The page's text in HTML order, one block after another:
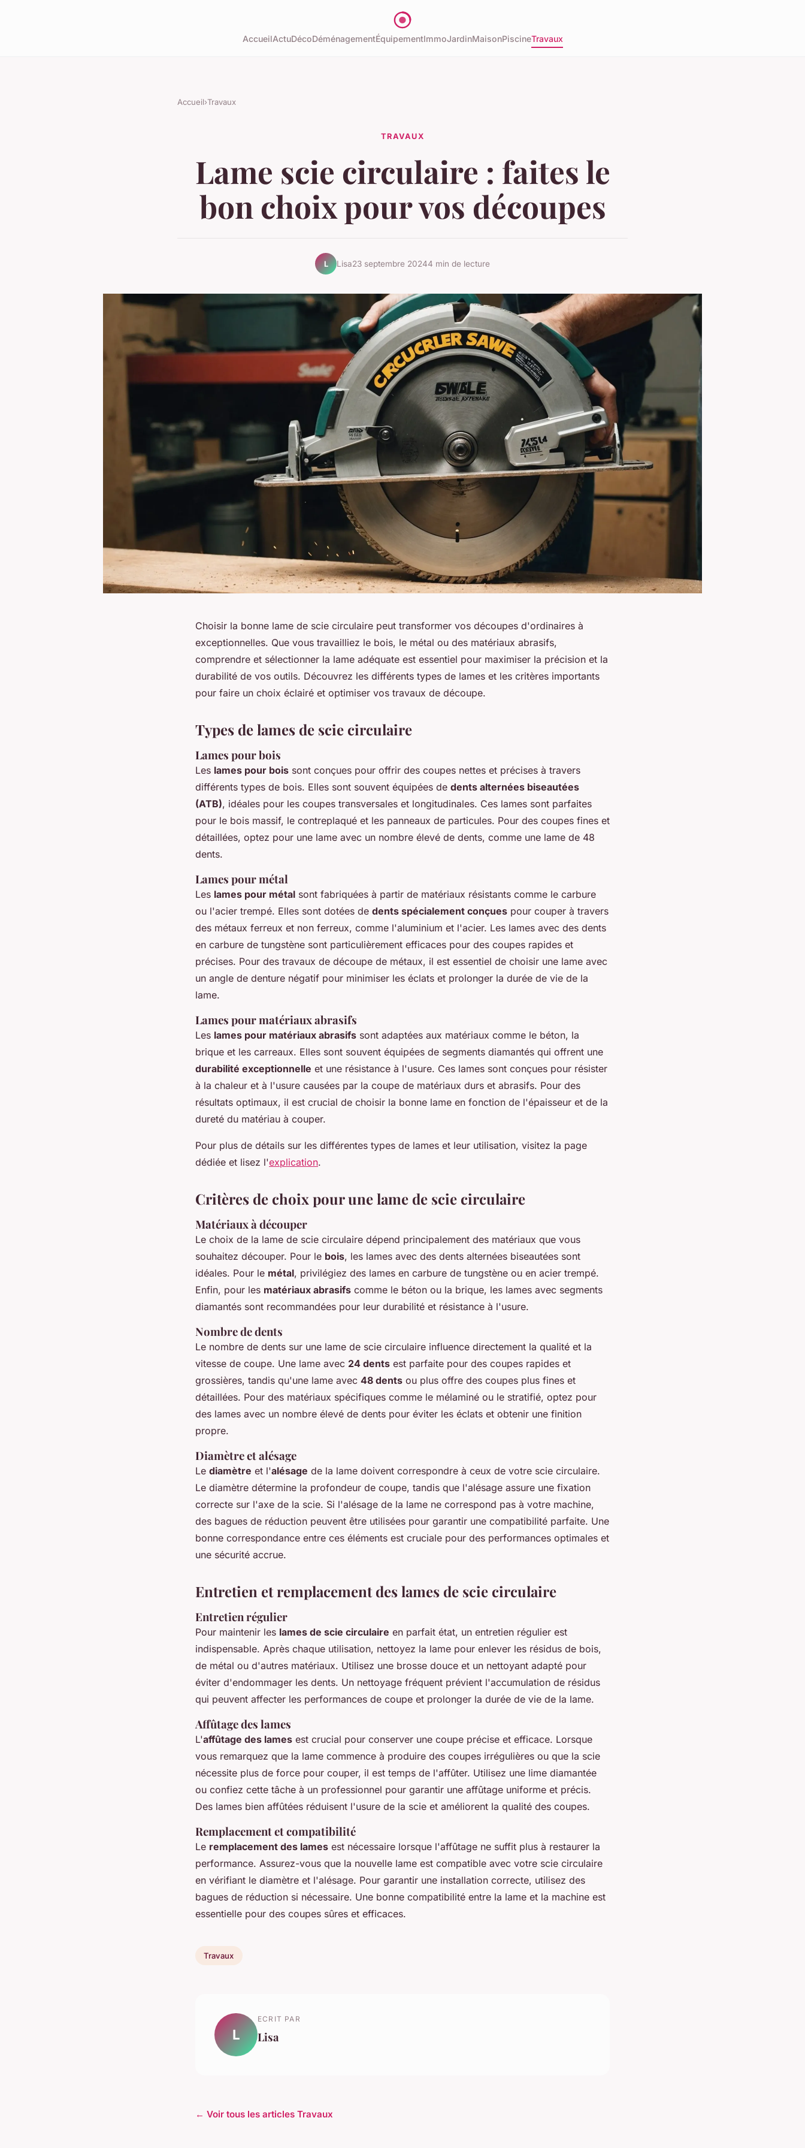
AccueilActuDécoDéménagementÉquipementImmoJardinMaisonPiscineTravaux
Accueil›Travaux
TRAVAUX
Lame scie circulaire : faites le
bon choix pour vos découpes
L Lisa23 septembre 20244 min de lecture
Choisir la bonne lame de scie circulaire peut transformer vos découpes d'ordinaires à
exceptionnelles. Que vous travailliez le bois, le métal ou des matériaux abrasifs,
comprendre et sélectionner la lame adéquate est essentiel pour maximiser la précision et la
durabilité de vos outils. Découvrez les différents types de lames et les critères importants
pour faire un choix éclairé et optimiser vos travaux de découpe.
Types de lames de scie circulaire
Lames pour bois
Les lames pour bois sont conçues pour offrir des coupes nettes et précises à travers
différents types de bois. Elles sont souvent équipées de dents alternées biseautées
(ATB), idéales pour les coupes transversales et longitudinales. Ces lames sont parfaites
pour le bois massif, le contreplaqué et les panneaux de particules. Pour des coupes fines et
détaillées, optez pour une lame avec un nombre élevé de dents, comme une lame de 48
dents.
Lames pour métal
Les lames pour métal sont fabriquées à partir de matériaux résistants comme le carbure
ou l'acier trempé. Elles sont dotées de dents spécialement conçues pour couper à travers
des métaux ferreux et non ferreux, comme l'aluminium et l'acier. Les lames avec des dents
en carbure de tungstène sont particulièrement efficaces pour des coupes rapides et
précises. Pour des travaux de découpe de métaux, il est essentiel de choisir une lame avec
un angle de denture négatif pour minimiser les éclats et prolonger la durée de vie de la
lame.
Lames pour matériaux abrasifs
Les lames pour matériaux abrasifs sont adaptées aux matériaux comme le béton, la
brique et les carreaux. Elles sont souvent équipées de segments diamantés qui offrent une
durabilité exceptionnelle et une résistance à l'usure. Ces lames sont conçues pour résister
à la chaleur et à l'usure causées par la coupe de matériaux durs et abrasifs. Pour des
résultats optimaux, il est crucial de choisir la bonne lame en fonction de l'épaisseur et de la
dureté du matériau à couper.
Pour plus de détails sur les différentes types de lames et leur utilisation, visitez la page
dédiée et lisez l'explication.
Critères de choix pour une lame de scie circulaire
Matériaux à découper
Le choix de la lame de scie circulaire dépend principalement des matériaux que vous
souhaitez découper. Pour le bois, les lames avec des dents alternées biseautées sont
idéales. Pour le métal, privilégiez des lames en carbure de tungstène ou en acier trempé.
Enfin, pour les matériaux abrasifs comme le béton ou la brique, les lames avec segments
diamantés sont recommandées pour leur durabilité et résistance à l'usure.
Nombre de dents
Le nombre de dents sur une lame de scie circulaire influence directement la qualité et la
vitesse de coupe. Une lame avec 24 dents est parfaite pour des coupes rapides et
grossières, tandis qu'une lame avec 48 dents ou plus offre des coupes plus fines et
détaillées. Pour des matériaux spécifiques comme le mélaminé ou le stratifié, optez pour
des lames avec un nombre élevé de dents pour éviter les éclats et obtenir une finition
propre.
Diamètre et alésage
Le diamètre et l'alésage de la lame doivent correspondre à ceux de votre scie circulaire.
Le diamètre détermine la profondeur de coupe, tandis que l'alésage assure une fixation
correcte sur l'axe de la scie. Si l'alésage de la lame ne correspond pas à votre machine,
des bagues de réduction peuvent être utilisées pour garantir une compatibilité parfaite. Une
bonne correspondance entre ces éléments est cruciale pour des performances optimales et
une sécurité accrue.
Entretien et remplacement des lames de scie circulaire
Entretien régulier
Pour maintenir les lames de scie circulaire en parfait état, un entretien régulier est
indispensable. Après chaque utilisation, nettoyez la lame pour enlever les résidus de bois,
de métal ou d'autres matériaux. Utilisez une brosse douce et un nettoyant adapté pour
éviter d'endommager les dents. Un nettoyage fréquent prévient l'accumulation de résidus
qui peuvent affecter les performances de coupe et prolonger la durée de vie de la lame.
Affûtage des lames
L'affûtage des lames est crucial pour conserver une coupe précise et efficace. Lorsque
vous remarquez que la lame commence à produire des coupes irrégulières ou que la scie
nécessite plus de force pour couper, il est temps de l'affûter. Utilisez une lime diamantée
ou confiez cette tâche à un professionnel pour garantir une affûtage uniforme et précis.
Des lames bien affûtées réduisent l'usure de la scie et améliorent la qualité des coupes.
Remplacement et compatibilité
Le remplacement des lames est nécessaire lorsque l'affûtage ne suffit plus à restaurer la
performance. Assurez-vous que la nouvelle lame est compatible avec votre scie circulaire
en vérifiant le diamètre et l'alésage. Pour garantir une installation correcte, utilisez des
bagues de réduction si nécessaire. Une bonne compatibilité entre la lame et la machine est
essentielle pour des coupes sûres et efficaces.
Travaux
L
ECRIT PAR
Lisa
← Voir tous les articles Travaux